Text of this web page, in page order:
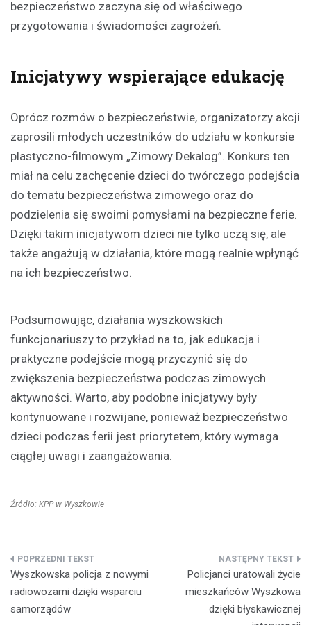
bezpieczeństwo zaczyna się od właściwego
przygotowania i świadomości zagrożeń.
Inicjatywy wspierające edukację
Oprócz rozmów o bezpieczeństwie, organizatorzy akcji
zaprosili młodych uczestników do udziału w konkursie
plastyczno-filmowym „Zimowy Dekalog”. Konkurs ten
miał na celu zachęcenie dzieci do twórczego podejścia
do tematu bezpieczeństwa zimowego oraz do
podzielenia się swoimi pomysłami na bezpieczne ferie.
Dzięki takim inicjatywom dzieci nie tylko uczą się, ale
także angażują w działania, które mogą realnie wpłynąć
na ich bezpieczeństwo.
Podsumowując, działania wyszkowskich
funkcjonariuszy to przykład na to, jak edukacja i
praktyczne podejście mogą przyczynić się do
zwiększenia bezpieczeństwa podczas zimowych
aktywności. Warto, aby podobne inicjatywy były
kontynuowane i rozwijane, ponieważ bezpieczeństwo
dzieci podczas ferii jest priorytetem, który wymaga
ciągłej uwagi i zaangażowania.
Źródło: KPP w Wyszkowie
Nawigacja
wpisu
Wyszkowska policja z nowymi
radiowozami dzięki wsparciu
samorządów
Policjanci uratowali życie
mieszkańców Wyszkowa
dzięki błyskawicznej